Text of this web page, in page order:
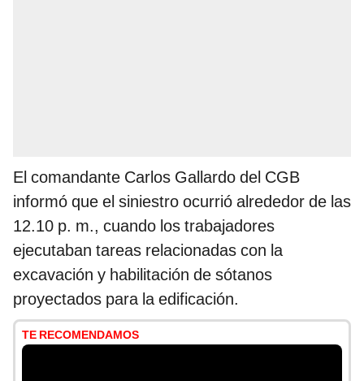
El comandante Carlos Gallardo del CGB
informó que el siniestro ocurrió alrededor de las
12.10 p. m., cuando los trabajadores
ejecutaban tareas relacionadas con la
excavación y habilitación de sótanos
proyectados para la edificación.
TE RECOMENDAMOS